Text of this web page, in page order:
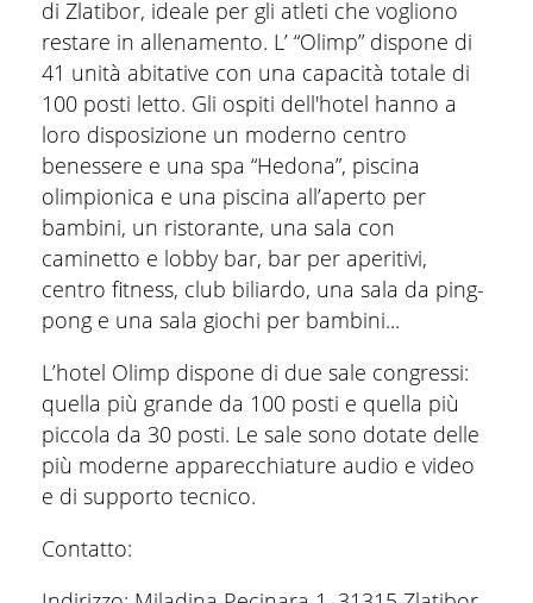
di Zlatibor, ideale per gli atleti che vogliono
restare in allenamento. L’ “Olimp” dispone di
41 unità abitative con una capacità totale di
100 posti letto. Gli ospiti dell'hotel hanno a
loro disposizione un moderno centro
benessere e una spa “Hedona”, piscina
olimpionica e una piscina all’aperto per
bambini, un ristorante, una sala con
caminetto e lobby bar, bar per aperitivi,
centro fitness, club biliardo, una sala da ping-
pong e una sala giochi per bambini...
L’hotel Olimp dispone di due sale congressi:
quella più grande da 100 posti e quella più
piccola da 30 posti. Le sale sono dotate delle
più moderne apparecchiature audio e video
e di supporto tecnico.
Contatto: